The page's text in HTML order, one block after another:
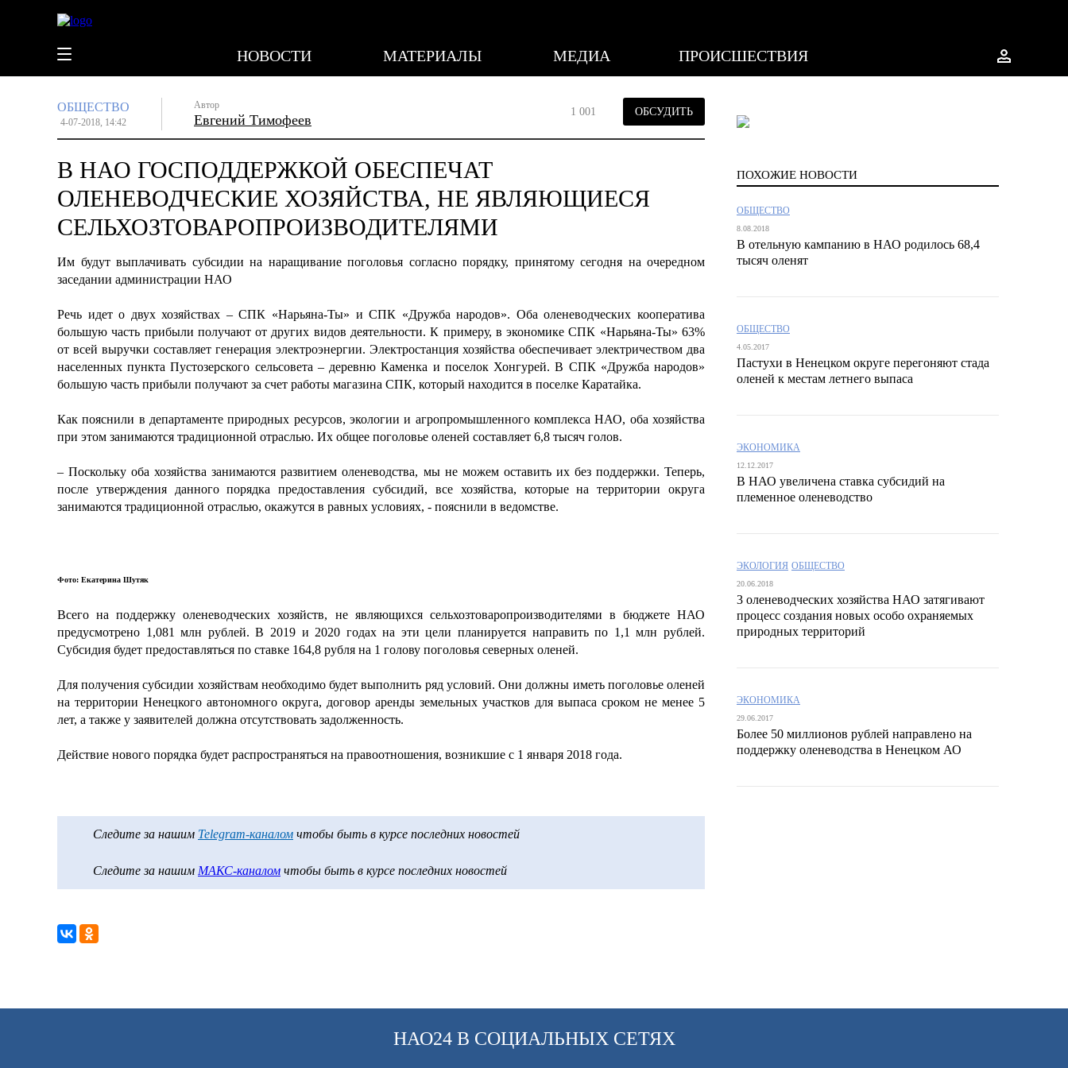
НОВОСТИ МАТЕРИАЛЫ МЕДИА ПРОИСШЕСТВИЯ
ОБЩЕСТВО
4-07-2018, 14:42
Автор
Евгений Тимофеев
1 001 ОБСУДИТЬ
В НАО ГОСПОДДЕРЖКОЙ ОБЕСПЕЧАТ
ОЛЕНЕВОДЧЕСКИЕ ХОЗЯЙСТВА, НЕ ЯВЛЯЮЩИЕСЯ
СЕЛЬХОЗТОВАРОПРОИЗВОДИТЕЛЯМИ
Им будут выплачивать субсидии на наращивание поголовья согласно порядку, принятому сегодня на очередном
заседании администрации НАО
Речь идет о двух хозяйствах – СПК «Нарьяна-Ты» и СПК «Дружба народов». Оба оленеводческих кооператива
большую часть прибыли получают от других видов деятельности. К примеру, в экономике СПК «Нарьяна-Ты» 63%
от всей выручки составляет генерация электроэнергии. Электростанция хозяйства обеспечивает электричеством два
населенных пункта Пустозерского сельсовета – деревню Каменка и поселок Хонгурей. В СПК «Дружба народов»
большую часть прибыли получают за счет работы магазина СПК, который находится в поселке Каратайка.
Как пояснили в департаменте природных ресурсов, экологии и агропромышленного комплекса НАО, оба хозяйства
при этом занимаются традиционной отраслью. Их общее поголовье оленей составляет 6,8 тысяч голов.
– Поскольку оба хозяйства занимаются развитием оленеводства, мы не можем оставить их без поддержки. Теперь,
после утверждения данного порядка предоставления субсидий, все хозяйства, которые на территории округа
занимаются традиционной отраслью, окажутся в равных условиях, - пояснили в ведомстве.
Фото: Екатерина Шутяк
Всего на поддержку оленеводческих хозяйств, не являющихся сельхозтоваропроизводителями в бюджете НАО
предусмотрено 1,081 млн рублей. В 2019 и 2020 годах на эти цели планируется направить по 1,1 млн рублей.
Субсидия будет предоставляться по ставке 164,8 рубля на 1 голову поголовья северных оленей.
Для получения субсидии хозяйствам необходимо будет выполнить ряд условий. Они должны иметь поголовье оленей
на территории Ненецкого автономного округа, договор аренды земельных участков для выпаса сроком не менее 5
лет, а также у заявителей должна отсутствовать задолженность.
Действие нового порядка будет распространяться на правоотношения, возникшие с 1 января 2018 года.
Следите за нашим Telegram-каналом чтобы быть в курсе последних новостей
Следите за нашим МАКС-каналом чтобы быть в курсе последних новостей
ПОХОЖИЕ НОВОСТИ
ОБЩЕСТВО
8.08.2018
В отельную кампанию в НАО родилось 68,4
тысяч оленят
ОБЩЕСТВО
4.05.2017
Пастухи в Ненецком округе перегоняют стада
оленей к местам летнего выпаса
ЭКОНОМИКА
12.12.2017
В НАО увеличена ставка субсидий на
племенное оленеводство
ЭКОЛОГИЯ ОБЩЕСТВО
20.06.2018
3 оленеводческих хозяйства НАО затягивают
процесс создания новых особо охраняемых
природных территорий
ЭКОНОМИКА
29.06.2017
Более 50 миллионов рублей направлено на
поддержку оленеводства в Ненецком АО
НАО24 В СОЦИАЛЬНЫХ СЕТЯХ